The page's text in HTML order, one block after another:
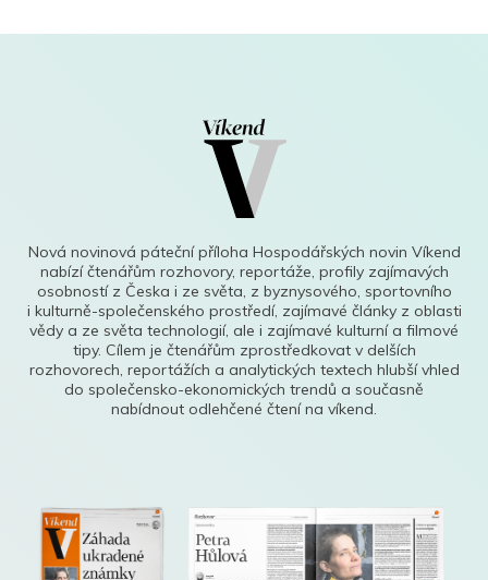
Nová novinová páteční příloha Hospodářských novin Víkend
nabízí čtenářům rozhovory, reportáže, profily zajímavých
osobností z Česka i ze světa, z byznysového, sportovního
i kulturně-společenského prostředí, zajímavé články z oblasti
vědy a ze světa technologií, ale i zajímavé kulturní a filmové
tipy. Cílem je čtenářům zprostředkovat v delších
rozhovorech, reportážích a analytických textech hlubší vhled
do společensko-ekonomických trendů a současně
nabídnout odlehčené čtení na víkend.